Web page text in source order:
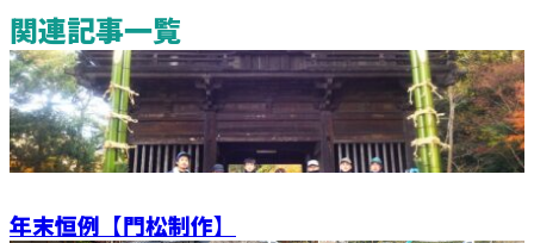
関連記事一覧
年末恒例【門松制作】